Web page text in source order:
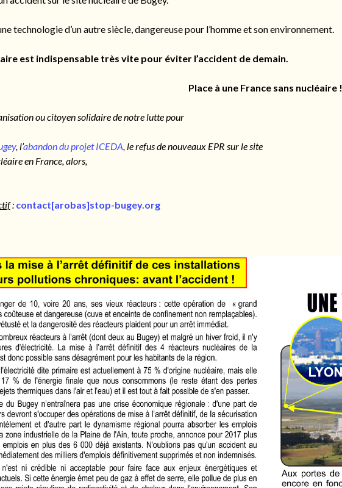
technologie d’un autre siècle, dangereuse pour l’homme et son environnement.
est indispensable très vite pour éviter l’accident de demain.
Place à une France sans nucléaire !
ou citoyen solidaire de notre lutte pour
, l’abandon du projet ICEDA, le refus de nouveaux EPR sur le site
en France, alors,
: contact[arobas]stop-bugey.org